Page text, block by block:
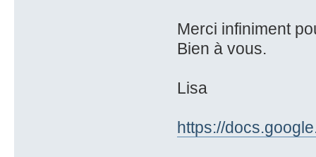
Merci infiniment
Bien à vous.
Lisa
https://